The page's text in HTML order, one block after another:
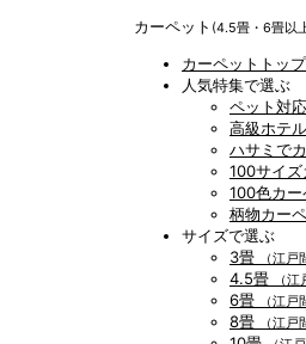
カーペット (4.5畳・6畳以
カーペットトッ
人気特集で選ぶ
ペット対
高級ホテ
ハサミで
100サイズ
100色カー
柄物カー
サイズで選ぶ
3畳
（江戸
4.5畳
（
6畳
（江戸
8畳
（江戸